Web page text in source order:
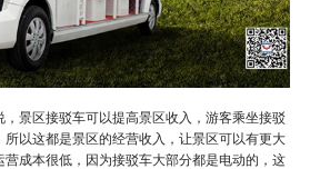
景区接驳车可以提高景区收入，游客乘坐接驳
所以这都是景区的经营收入，让景区可以有更大
成本很低，因为接驳车大部分都是电动的，这